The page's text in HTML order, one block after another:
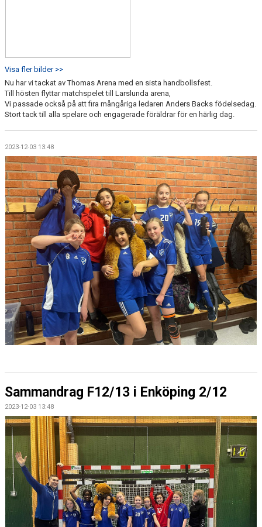
Visa fler bilder >>
Nu har vi tackat av Thomas Arena med en sista handbollsfest.
Till hösten flyttar matchspelet till Larslunda arena,
Vi passade också på att fira mångåriga ledaren Anders Backs födelsedag.
Stort tack till alla spelare och engagerade föräldrar för en härlig dag.
2023-12-03 13:48
Sammandrag F12/13 i Enköping 2/12
2023-12-03 13:48